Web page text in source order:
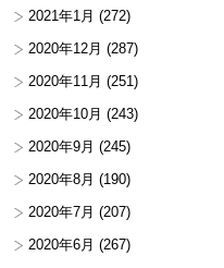
2021年1月 (272)
2020年12月 (287)
2020年11月 (251)
2020年10月 (243)
2020年9月 (245)
2020年8月 (190)
2020年7月 (207)
2020年6月 (267)